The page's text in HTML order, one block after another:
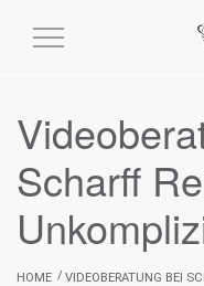
MENÜ
AUSKLAPPEN
Scharff
HOME VIDEOBERATUNG BEI